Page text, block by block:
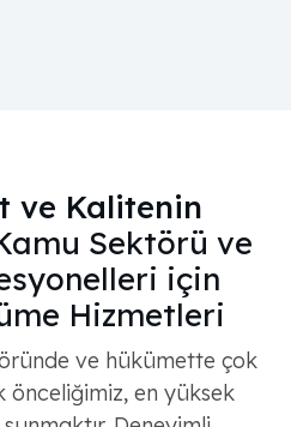
ve Kalitenin
Sektörü ve
için
Hizmetleri
ve hükümette çok
önceliğimiz, en yüksek